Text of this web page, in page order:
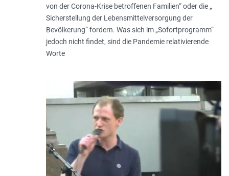
von der Corona­-Krise betroffenen Fami­lien“ oder die „
Sicher­stellung der Lebens­mittelversorgung der
Bevölkerung“ fordern. Was sich im „Sofort­programm“
jedoch nicht findet, sind die Pandemie relativierende
Worte